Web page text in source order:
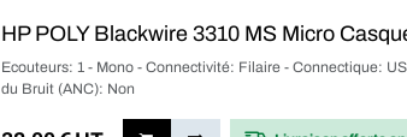
HP POLY Blackwire 3310 MS Micro
Ecouteurs: 1 - Mono - Connectivité: Filaire - Connectique:
du Bruit (ANC): Non